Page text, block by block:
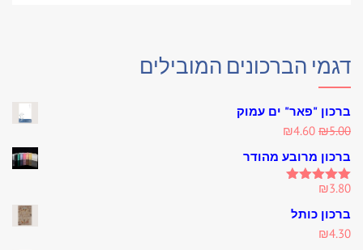
דגמי הברכונים המובילים
ברכון "פאר" ים עמוק
₪5.00
Original
was:
₪4.60
ברכון מרובע מהודר
Rated5.00
₪3.80
ברכון כותל
₪4.30